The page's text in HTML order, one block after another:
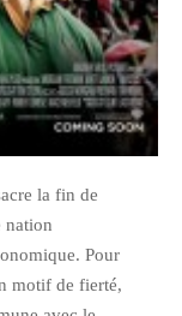
la fin de
nation
Pour
motif de fierté,